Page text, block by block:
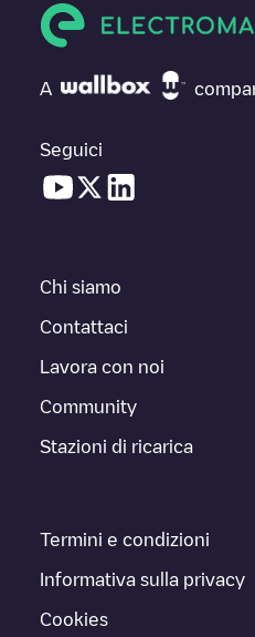
A
Seguici
Chi siamo
Contattaci
Lavora con noi
Community
Stazioni di ricarica
Termini e condizioni
Informativa sulla privacy
Cookies